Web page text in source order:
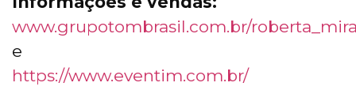
www.grupotombrasil.com.br/
e
https://www.eventim.com.br/